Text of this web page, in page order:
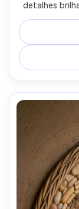
detalhes
luz como
clusters de
estrelas,
altamente
compartilhar,